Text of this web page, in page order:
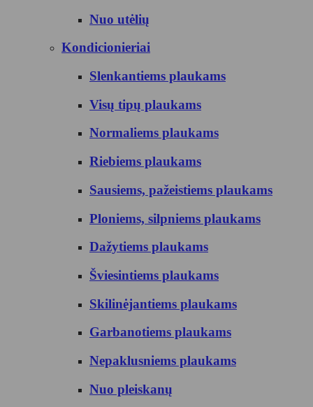
Nuo utėlių
Kondicionieriai
Slenkantiems plaukams
Visų tipų plaukams
Normaliems plaukams
Riebiems plaukams
Sausiems, pažeistiems plaukams
Ploniems, silpniems plaukams
Dažytiems plaukams
Šviesintiems plaukams
Skilinėjantiems plaukams
Garbanotiems plaukams
Nepaklusniems plaukams
Nuo pleiskanų